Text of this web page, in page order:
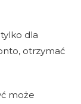
dla
otrzymać
może